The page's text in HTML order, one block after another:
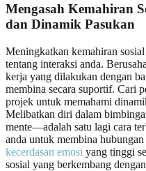
Mengasah Kemahiran
dan Dinamik Pasukan
Meningkatkan kemahiran
tentang interaksi anda.
kerja yang dilakukan dengan
membina secara suportif. Cari
projek untuk memahami
Melibatkan diri dalam
mente—adalah satu lagi cara
anda untuk membina
kecerdasan emosi yang tinggi
sosial yang berkembang